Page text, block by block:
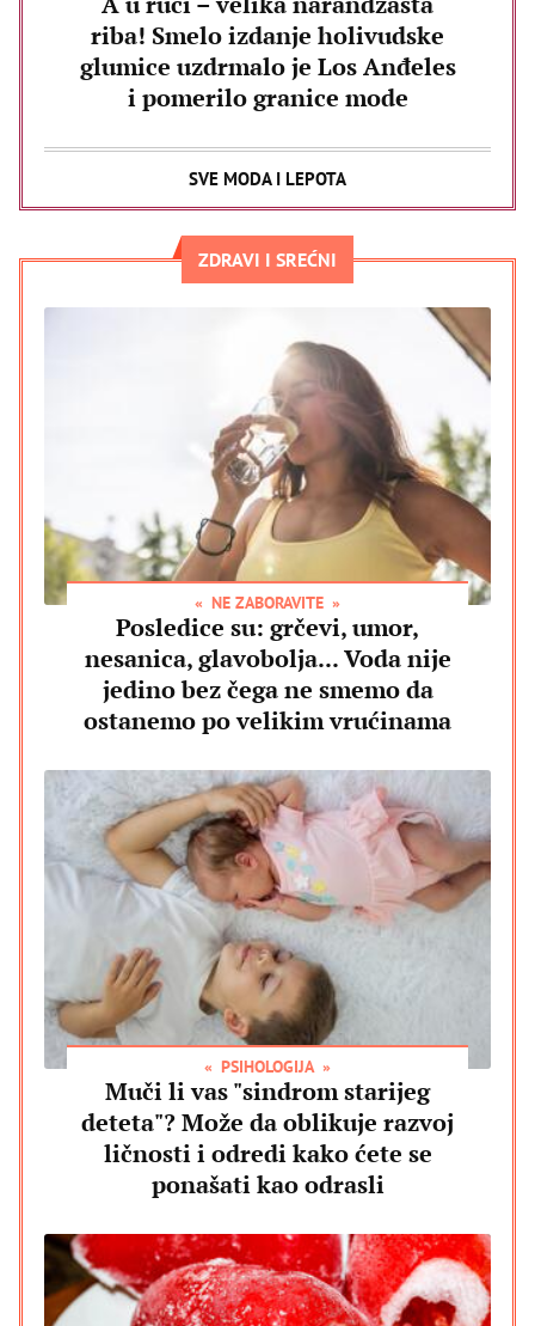
riba! Smelo izdanje holivudske
glumice uzdrmalo je Los Anđeles
i pomerilo granice mode
SVE MODA I LEPOTA
ZDRAVI I SREĆNI
NE ZABORAVITE
Posledice su: grčevi, umor,
nesanica, glavobolja... Voda nije
jedino bez čega ne smemo da
ostanemo po velikim vrućinama
PSIHOLOGIJA
Muči li vas "sindrom starijeg
deteta"? Može da oblikuje razvoj
ličnosti i odredi kako ćete se
ponašati kao odrasli